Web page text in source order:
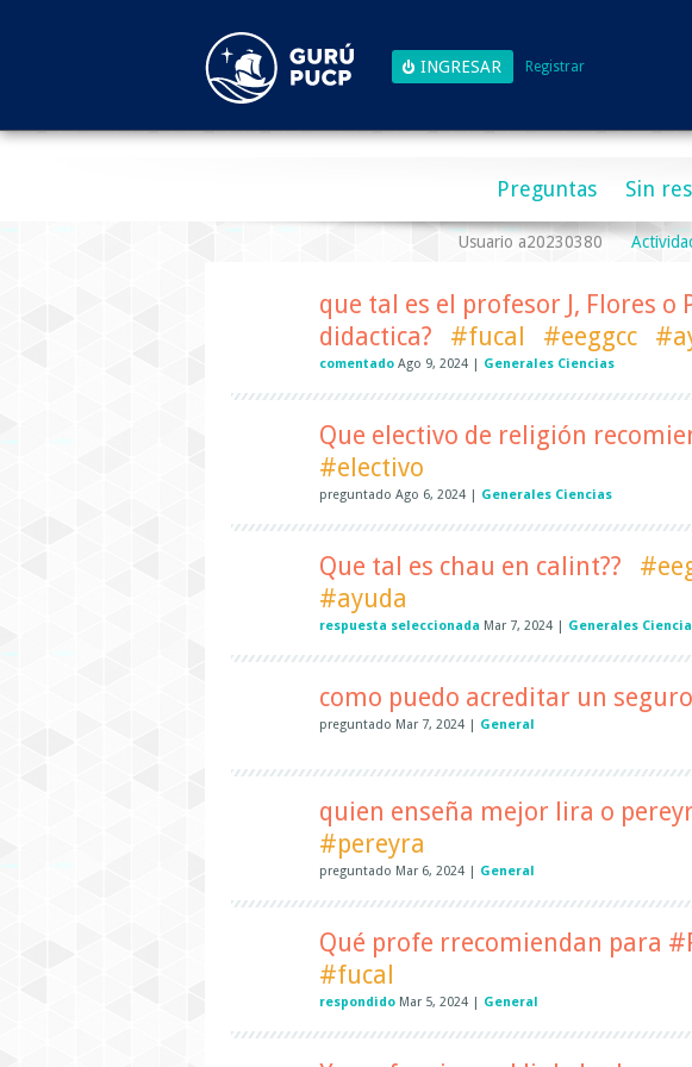
Registrar
Preguntas Sin
Usuario a20230380
que tal es el profesor J, Flores o
didactica?
#fucal #eeggcc
comentado Ago 9, 2024 Generales Ciencias
Que electivo de religión
#electivo
preguntado Ago 6, 2024 Generales Ciencias
Que tal es chau en calint??
#ayuda
respuesta seleccionada Mar 7, 2024 Generales
como puedo acreditar un
preguntado Mar 7, 2024 General
quien enseña mejor lira o
#pereyra
preguntado Mar 6, 2024 General
Qué profe rrecomiendan para
#fucal
respondido Mar 5, 2024 General